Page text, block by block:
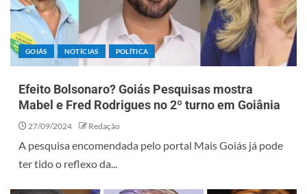
GOIÁS NOTÍCIAS POLÍTICA
Efeito Bolsonaro? Goiás Pesquisas mostra
Mabel e Fred Rodrigues no 2º turno em Goiânia
27/09/2024 Redação
A pesquisa encomendada pelo portal Mais Goiás já pode
ter tido o reflexo da...